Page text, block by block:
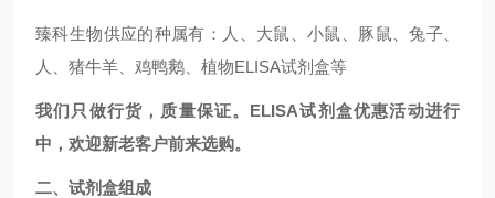
臻科生物供应的种属有：人、大鼠、小鼠、豚鼠、兔子、
人、猪牛羊、鸡鸭鹅、植物ELISA试剂盒等
我们只做行货，质量保证。ELISA试剂盒优惠活动进行
中，欢迎新老客户前来选购。
二、试剂盒组成